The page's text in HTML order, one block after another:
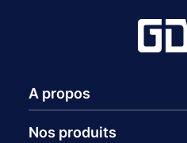
A propos
Nos produits